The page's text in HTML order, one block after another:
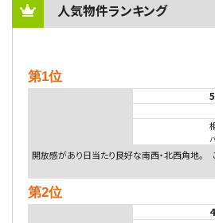
人気物件ランキング
第1位
開放感があり日当たり良好な南西・北西角地
第2位